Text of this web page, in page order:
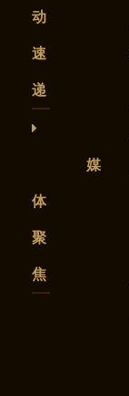
动
速
递
媒
体
聚
焦